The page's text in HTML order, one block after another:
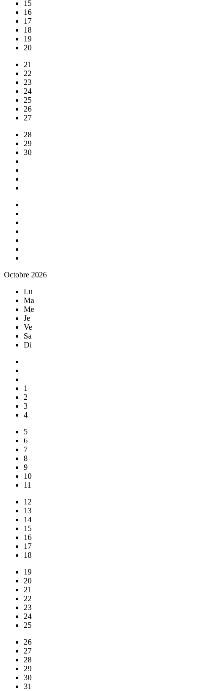
15
16
17
18
19
20
21
22
23
24
25
26
27
28
29
30
Octobre 2026
Lu
Ma
Me
Je
Ve
Sa
Di
1
2
3
4
5
6
7
8
9
10
11
12
13
14
15
16
17
18
19
20
21
22
23
24
25
26
27
28
29
30
31